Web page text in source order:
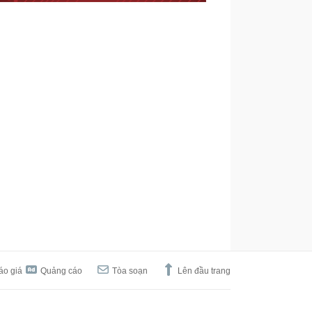
giá Quảng cáo Tòa soạn Lên đầu trang